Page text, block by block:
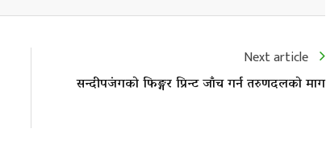
Next article
सन्दीपजंगको फिङ्गर प्रिन्ट जाँच गर्न तरुणदलको माग